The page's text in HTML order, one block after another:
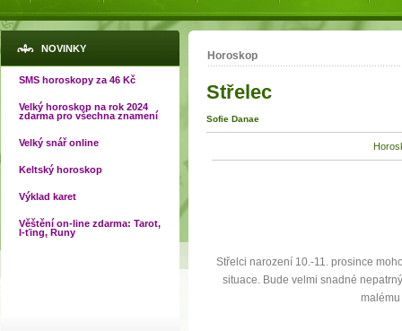
NOVINKY
SMS horoskopy za 46 Kč
Velký horoskop na rok 2024
zdarma pro všechna znamení
Velký snář online
Keltský horoskop
Výklad karet
Věštění on-line zdarma: Tarot,
I-ťing, Runy
Jste zde
Horoskop
Střelec
Sofie Danae
Střelci narození 10.-11. prosince
situace. Bude velmi snadné